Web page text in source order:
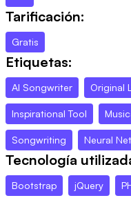
Tarificación:
Gratis
Etiquetas:
AI Songwriter Original
Inspirational Tool
Songwriting Neural
Tecnología
Bootstrap jQuery